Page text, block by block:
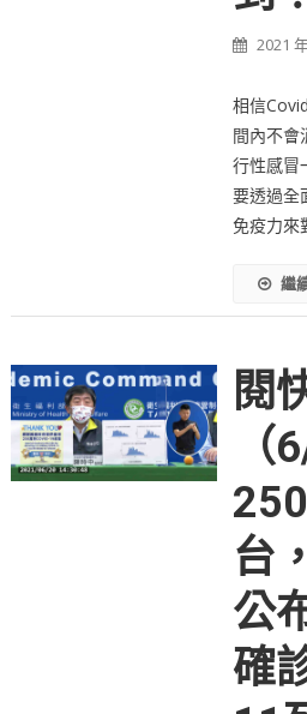
2021
相信
間內不會
行性感冒
要透過全
免疫力來
繼
閱
台
公
確